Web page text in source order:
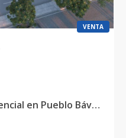
VENTA
Exclusivo Proyecto Residencial en Pueblo Bávaro, Cercano a Downtown Punta Cana